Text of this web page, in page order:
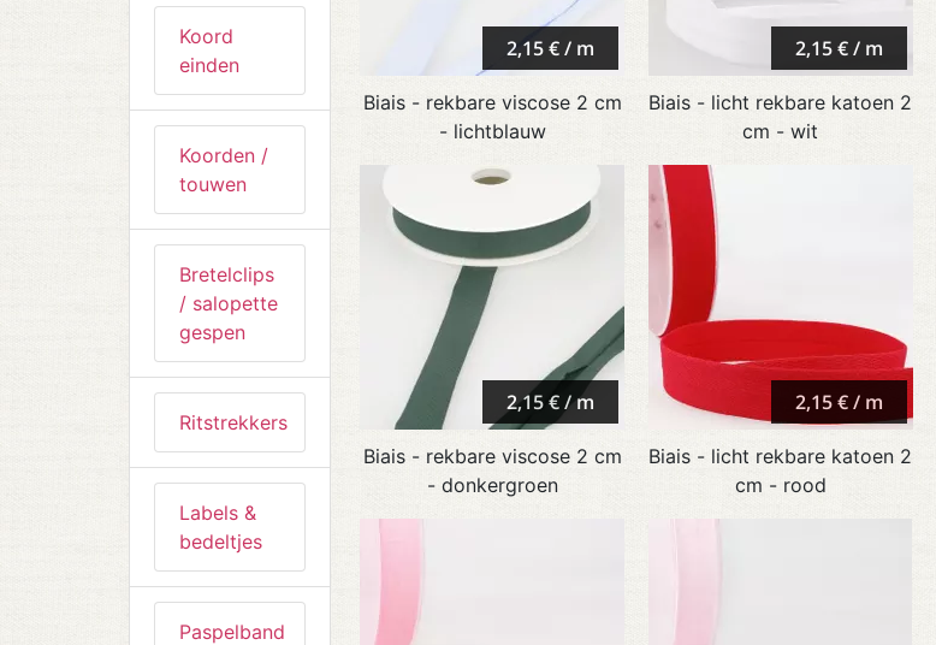
Koord
einden
Koorden /
touwen
Bretelclips
/ salopette
gespen
Ritstrekkers
Labels &
bedeltjes
Paspelband
2,15 € / m
Biais - rekbare viscose 2 cm
- lichtblauw
2,15 € / m
Biais - licht rekbare katoen 2
cm - wit
2,15 € / m
Biais - rekbare viscose 2 cm
- donkergroen
2,15 € / m
Biais - licht rekbare katoen 2
cm - rood